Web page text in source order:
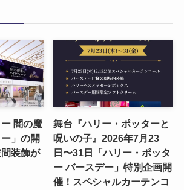
ー 闇の魔
」の開
装飾が
舞台『ハリー・ポッターと
呪いの子』2026年7月23
日〜31日「ハリー・ポッタ
ー バースデー」特別企画開
催！スペシャルカーテンコ